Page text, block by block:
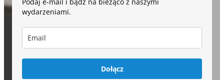
Podaj e-mail i bądź na bieżąco z naszymi
wydarzeniami.
Dołącz